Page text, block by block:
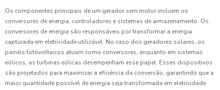
Os componentes principais de um gerador sem motor incluem os
conversores de energia, controladores e sistemas de armazenamento. Os
conversores de energia são responsáveis por transformar a energia
capturada em eletricidade utilizável. No caso dos geradores solares, os
painéis fotovoltaicos atuam como conversores, enquanto em sistemas
eólicos, as turbinas eólicas desempenham esse papel. Esses dispositivos
são projetados para maximizar a eficiência da conversão, garantindo que a
maior quantidade possível de energia seja transformada em eletricidade.